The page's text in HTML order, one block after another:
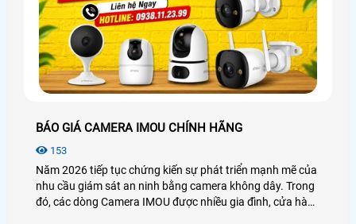
BÁO GIÁ CAMERA IMOU CHÍNH HÃNG
153
Năm 2026 tiếp tục chứng kiến sự phát triển mạnh mẽ của
nhu cầu giám sát an ninh bằng camera không dây. Trong
đó, các dòng Camera IMOU được nhiều gia đình, cửa hàng